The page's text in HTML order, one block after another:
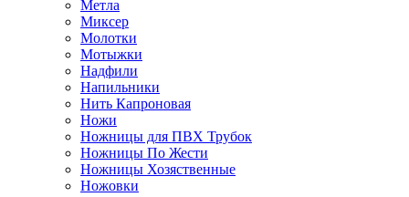
Метла
Миксер
Молотки
Мотыжки
Надфили
Напильники
Нить Капроновая
Ножи
Ножницы для ПВХ Трубок
Ножницы По Жести
Ножницы Хозяственные
Ножовки